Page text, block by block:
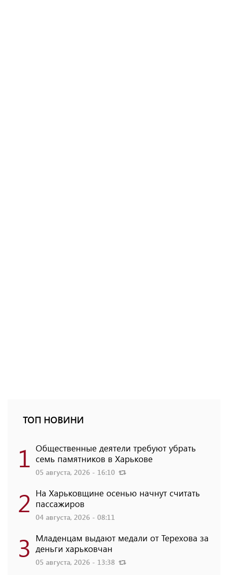
ТОП НОВИНИ
1 Общественные деятели требуют убрать
семь памятников в Харькове
05 августа, 2026 - 16:10
2 На Харьковщине осенью начнут считать
пассажиров
04 августа, 2026 - 08:11
3 Младенцам выдают медали от Терехова за
деньги харьковчан
05 августа, 2026 - 13:38